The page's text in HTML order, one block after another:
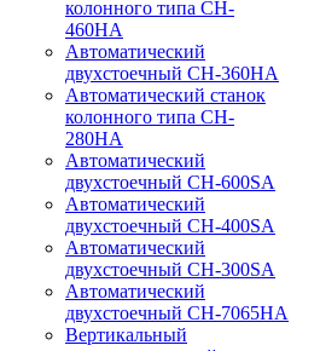
колонного типа CH-
460HA
Автоматический
двухстоечный CH-360HA
Автоматический станок
колонного типа CH-
280HA
Автоматический
двухстоечный CH-600SA
Автоматический
двухстоечный CH-400SA
Автоматический
двухстоечный CH-300SA
Автоматический
двухстоечный CH-7065HA
Вертикальный